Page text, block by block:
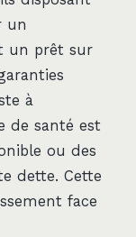
un
un prêt sur
à
de santé est
ou des
dette. Cette
face